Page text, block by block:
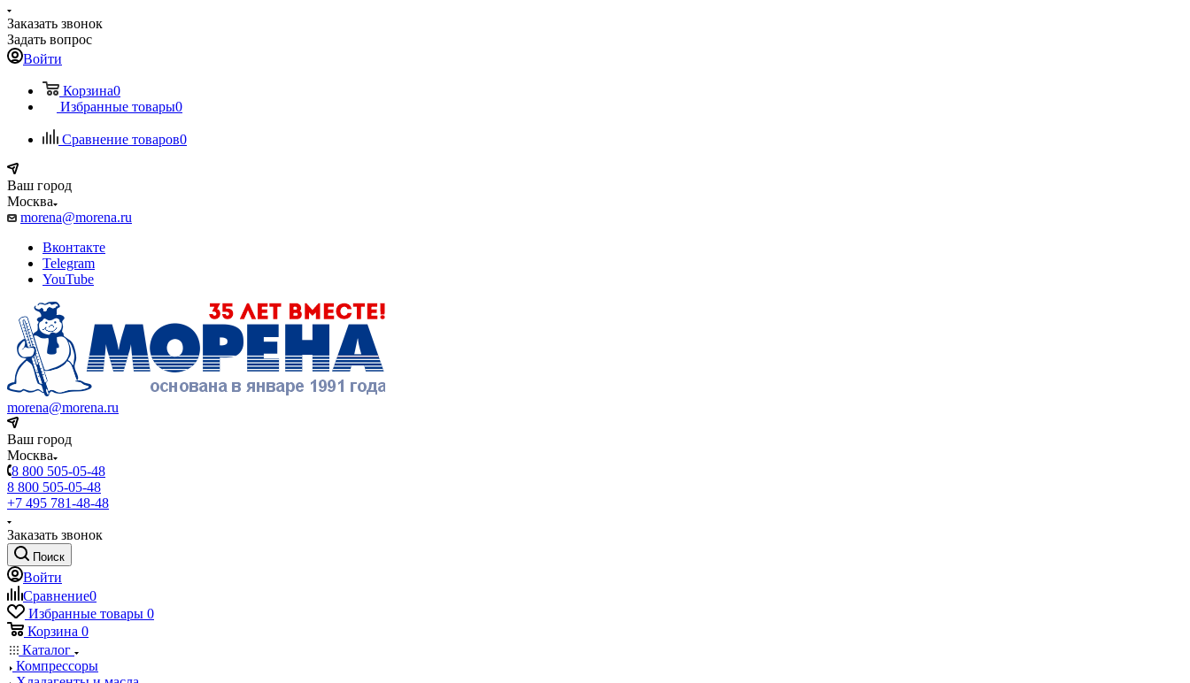
Заказать звонок
Задать вопрос
Войти
Корзина0
Избранные товары0
Сравнение товаров0
Ваш город
Москва
morena@morena.ru
Вконтакте
Telegram
YouTube
morena@morena.ru
Ваш город
Москва
8 800 505-05-48
8 800 505-05-48
+7 495 781-48-48
Заказать звонок
Поиск
Войти
Сравнение0
Избранные товары 0
Корзина 0
Каталог
Компрессоры